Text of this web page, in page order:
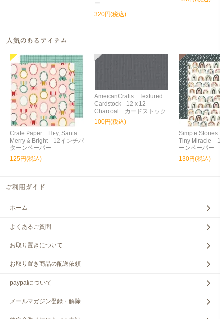
ー
320円(税込)
Crate Paper Hey, Santa
Merry & Bright 12インチパ
ターンペーパー
125円(税込)
AmeicanCrafts Textured
Cardstock - 12 x 12 -
Charcoal カードストック
100円(税込)
Simple
Tiny Miracle
ーンペーパー
130円(税込)
ホーム
よくあるご質問
お取り置きについて
お取り置き商品の配送依頼
paypalについて
メールマガジン登録・解除